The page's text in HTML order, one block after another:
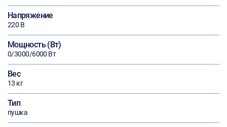
Напряжение
220 В
Мощность (Вт)
0/3000/6000 Вт
Вес
13 кг
Тип
пушка